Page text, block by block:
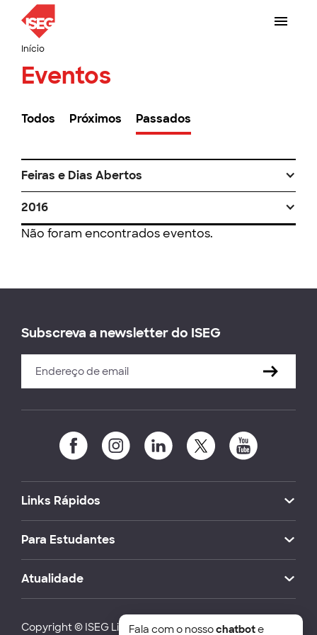
Início
Eventos
Todos Próximos Passados
Feiras e Dias Abertos
2016
Não foram encontrados eventos.
Subscreva a newsletter do ISEG
Links Rápidos
Para Estudantes
Atualidade
Copyright © ISEG Lisbon School of Economics and
Fala com o nossochatbote